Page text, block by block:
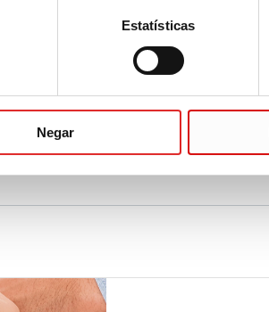
Estatísticas
Negar
em bloco